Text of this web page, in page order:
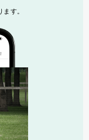
す。